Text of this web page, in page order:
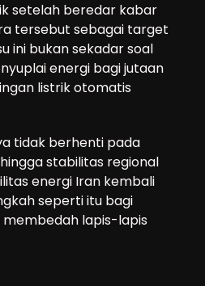
setelah beredar kabar
tersebut sebagai target
ini bukan sekadar soal
energi bagi jutaan
listrik otomatis
tidak berhenti pada
stabilitas regional
energi Iran kembali
seperti itu bagi
lapis-lapis